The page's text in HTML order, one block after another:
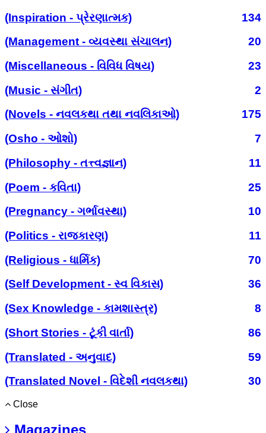
(Inspiration - પ્રેરણાત્મક)
134
(Management - વ્યવસ્થા સંચાલન)
20
(Miscellaneous - વિવિધ વિષય)
23
(Music - સંગીત)
2
(Novels - નવલકથા તથા નવલિકાઓ)
175
(Osho - ઓશો)
7
(Philosophy - તત્ત્વજ્ઞાન)
11
(Poem - કવિતા)
25
(Pregnancy - ગર્ભાવસ્થા)
10
(Politics - રાજકારણ)
11
(Religious - ધાર્મિક)
70
(Self Development - સ્વ વિકાસ)
36
(Sex Knowledge - કામશાસ્ત્ર)
8
(Short Stories - ટૂંકી વાર્તા)
86
(Translated - અનુવાદ)
59
(Translated Novel - વિદેશી નવલકથા)
30
Close
Magazines